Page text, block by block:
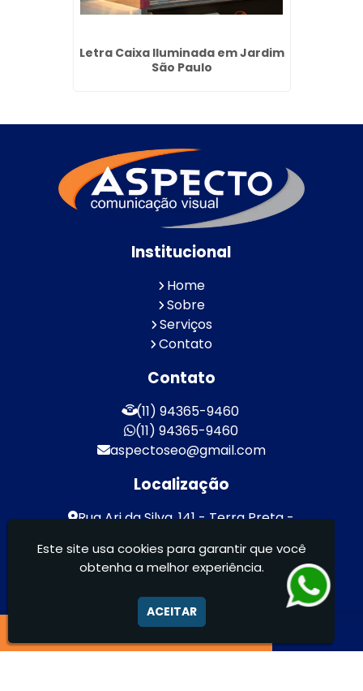
Letra Caixa Iluminada em Jardim
São Paulo
Institucional
Home
Sobre
Serviços
Contato
Contato
(11) 94365-9460
(11) 94365-9460
aspectoseo@gmail.com
Localização
Rua Ari da Silva, 141 - Terra Preta -
Aspecto Comunicação Visual Ltda -
Este site usa cookies para garantir que você
obtenha a melhor experiência.
ACEITAR